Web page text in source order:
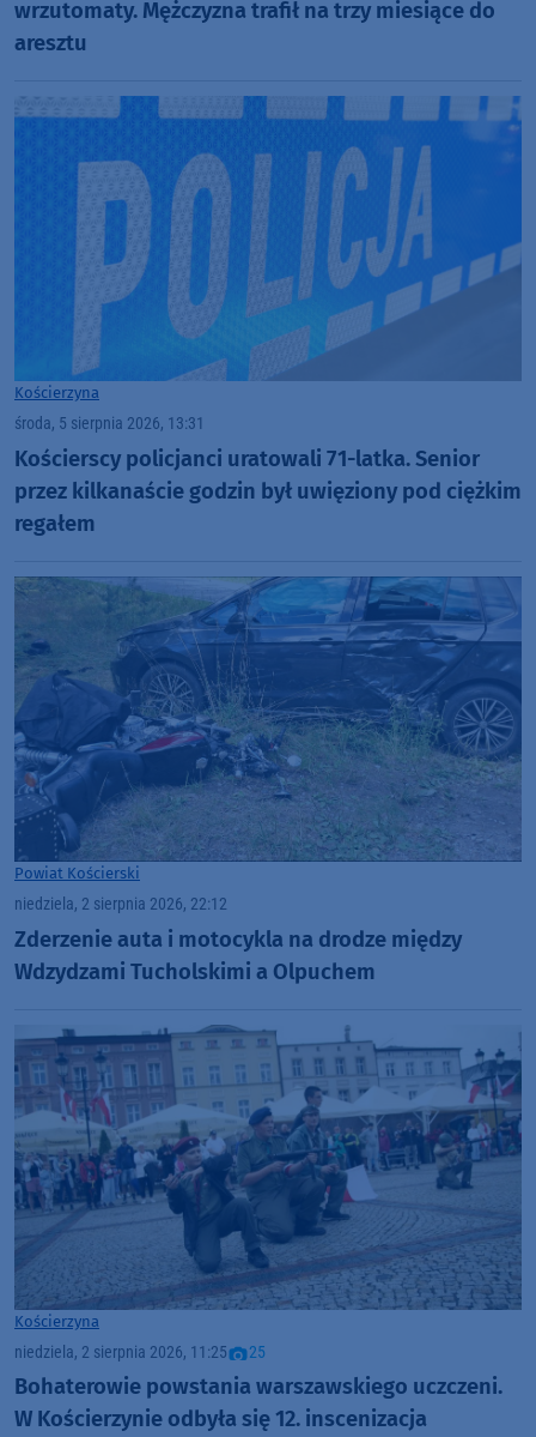
wrzutomaty. Mężczyzna trafił na trzy miesiące do
aresztu
Kościerzyna
środa, 5 sierpnia 2026, 13:31
Kościerscy policjanci uratowali 71-latka. Senior
przez kilkanaście godzin był uwięziony pod ciężkim
regałem
Powiat Kościerski
niedziela, 2 sierpnia 2026, 22:12
Zderzenie auta i motocykla na drodze między
Wdzydzami Tucholskimi a Olpuchem
Kościerzyna
niedziela, 2 sierpnia 2026, 11:25 25
Bohaterowie powstania warszawskiego uczczeni.
W Kościerzynie odbyła się 12. inscenizacja